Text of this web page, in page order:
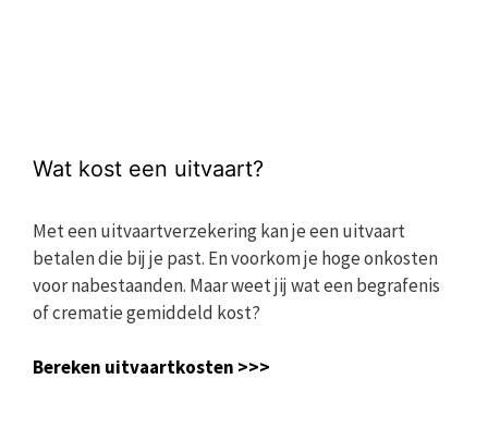
Wat kost een uitvaart?
Met een uitvaartverzekering kan je een uitvaart
betalen die bij je past. En voorkom je hoge onkosten
voor nabestaanden. Maar weet jij wat een begrafenis
of crematie gemiddeld kost?
Bereken uitvaartkosten >>>